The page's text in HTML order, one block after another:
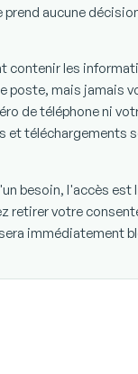
prend aucune
contenir les
poste, mais jamais
de téléphone ni
et téléchargements
besoin, l'accès est
retirer votre
immédiatement